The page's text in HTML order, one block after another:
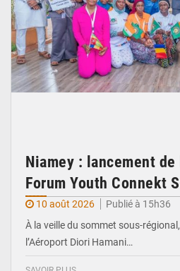
Niamey : lancement
Forum Youth Connekt
10 août 2026
Publié à 15h36
À la veille du sommet sous-
l’Aéroport Diori Hamani…